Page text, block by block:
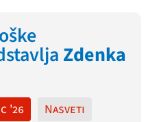
Zdenka
'26 Nasveti